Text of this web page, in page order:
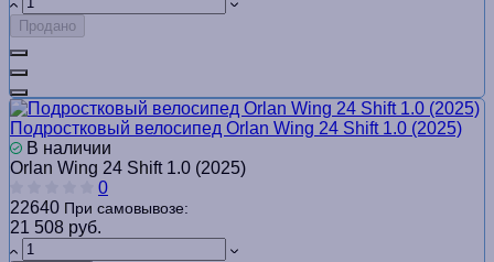
Продано
Подростковый велосипед Orlan Wing 24 Shift 1.0 (2025)
В наличии
Orlan Wing 24 Shift 1.0 (2025)
0
22640 При самовывозе:
21 508 руб.